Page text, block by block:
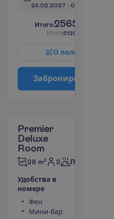
23.02.2027 - 07.03.2027
Итого:2565.00
Итого5130.00
О поле
Заброниро
Premier
Deluxe
Room
28 m² 2 Полупансион
Удобства в
номере
Фен
Мини-бар